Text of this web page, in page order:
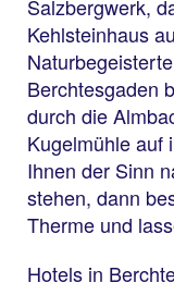
Salzbergwerk,
Kehlsteinhaus
Berchtesgaden
durch die
Kugelmühle auf
Ihnen der Sinn
stehen, dann
Therme und
Hotels in